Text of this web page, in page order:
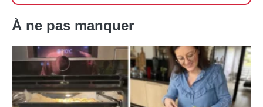
À ne pas manquer